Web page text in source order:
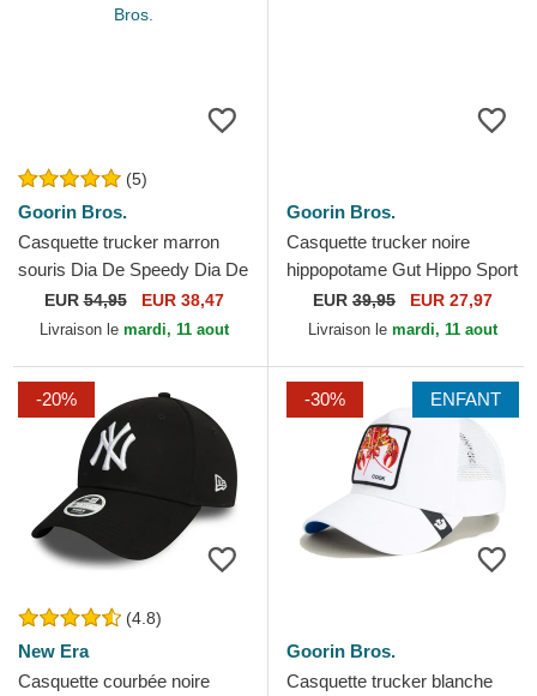
(5)
Goorin Bros.
Casquette trucker marron
souris Dia De Speedy Dia De
Los Muertos The Farm
Goorin Bros.
EUR54,95 EUR 38,47
Livraison le mardi, 11 aout
Goorin Bros.
Casquette trucker noire
hippopotame Gut Hippo Sport
The Farm Goorin Bros.
EUR 39,95 EUR 27,97
Livraison le mardi, 11 aout
-20%
(4.8)
New Era
Casquette courbée noire
-30% ENFANT
Goorin Bros.
Casquette trucker blanche